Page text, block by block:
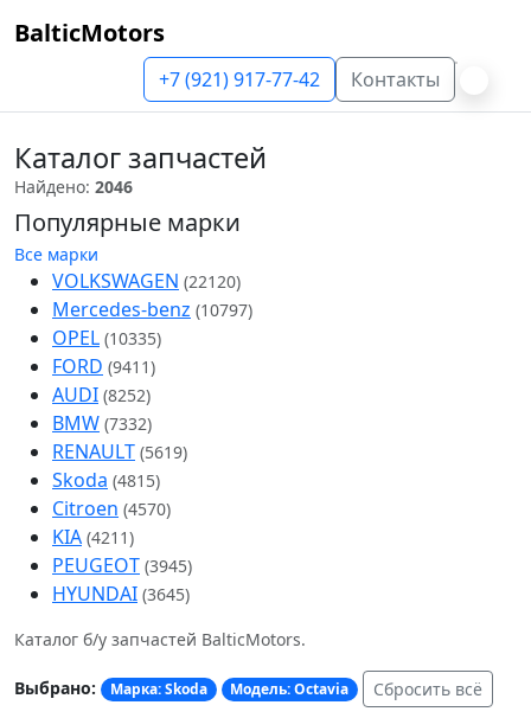
BalticMotors
+7 (921) 917-77-42 Контакты
Каталог запчастей
Найдено: 2046
Популярные марки
Все марки
VOLKSWAGEN (22120)
Mercedes-benz (10797)
OPEL (10335)
FORD (9411)
AUDI (8252)
BMW (7332)
RENAULT (5619)
Skoda (4815)
Citroen (4570)
KIA (4211)
PEUGEOT (3945)
HYUNDAI (3645)
Каталог б/у запчастей BalticMotors.
Выбрано: Марка: Skoda Модель: Octavia Сбросить всё